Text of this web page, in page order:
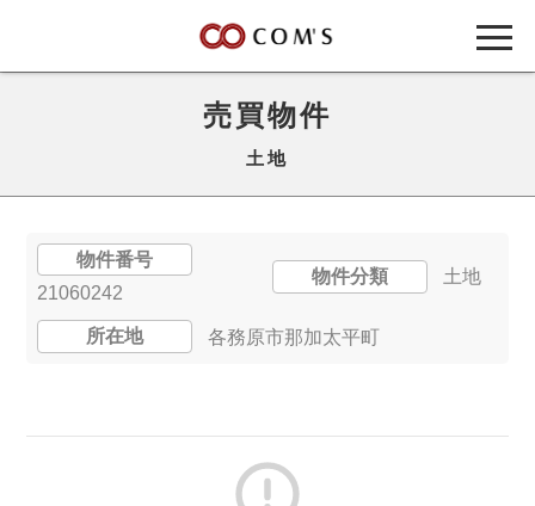
売買物件
土地
物件番号
21060242
物件分類 土地
所在地 各務原市那加太平町